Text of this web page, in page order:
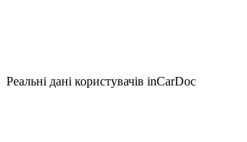
Реальні дані користувачів inCarDoc